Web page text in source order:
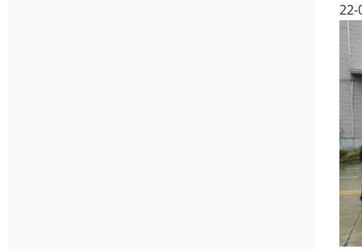
22-